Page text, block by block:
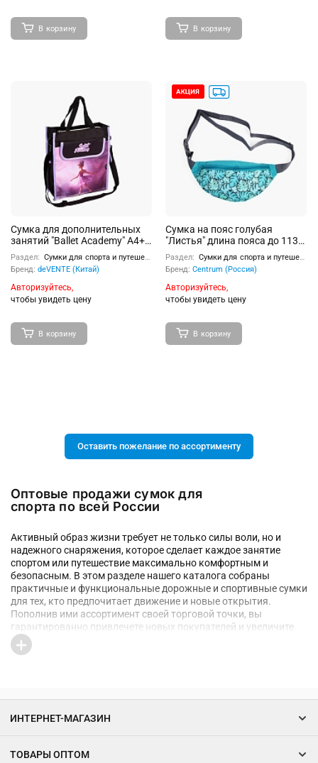
передним карманом на
молнии, внутренний карман
на липучке
В корзину
передним карманом на
молнии, на подкладе,
внутренний карман на
В корзину
Сумка для дополнительных
занятий "Ballet Academy" A4+
(36x31x13 см) плотный
износостойкий полиэстер с
водоотталкивающей
пропиткой, с подкладом, 1
отделение на молнии, 1
боковой карман на липучке
для стакана-непроливайки,
боково
Раздел: Сумки для спорта и путешествий
Бренд: deVENTE (Китай)
Авторизуйтесь,
чтобы увидеть цену
В корзину
Сумка на пояс голубая
"Листья" длина пояса до 113
см, длина изделия 28,5см
Раздел: Сумки для спорта и путешествий
Бренд: Centrum (Россия)
Авторизуйтесь,
чтобы увидеть цену
В корзину
Оставить пожелание по ассортименту
Оптовые продажи сумок для
спорта по всей России
Активный образ жизни требует не только силы воли, но и
надежного снаряжения, которое сделает каждое занятие
спортом или путешествие максимально комфортным и
безопасным. В этом разделе нашего каталога собраны
практичные и функциональные дорожные и спортивные сумки
для тех, кто предпочитает движение и новые открытия.
Пополнив ими ассортимент своей торговой точки, вы
гарантированно привлечете новых покупателей и увеличите
сумму в среднем чеке.
отличаются увеличенным объемом, множеством карманов
занятий спортом.
ИНТЕРНЕТ-МАГАЗИН
ТОВАРЫ ОПТОМ